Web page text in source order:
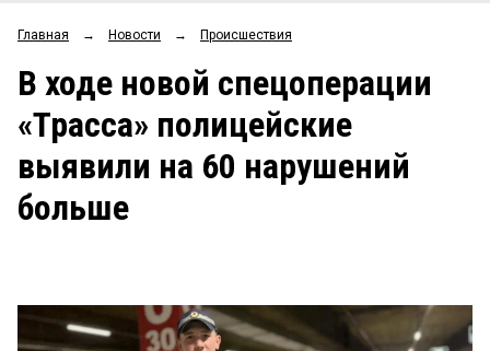
ОБЩЕСТВО
ЗАКОН
НОВОСТИ КОМПАНИЙ
Мнения
Рейтинги
Блоги
Архив
Главная → Новости → Происшествия
В ходе новой спецоперации
«Трасса» полицейские
выявили на 60 нарушений
больше